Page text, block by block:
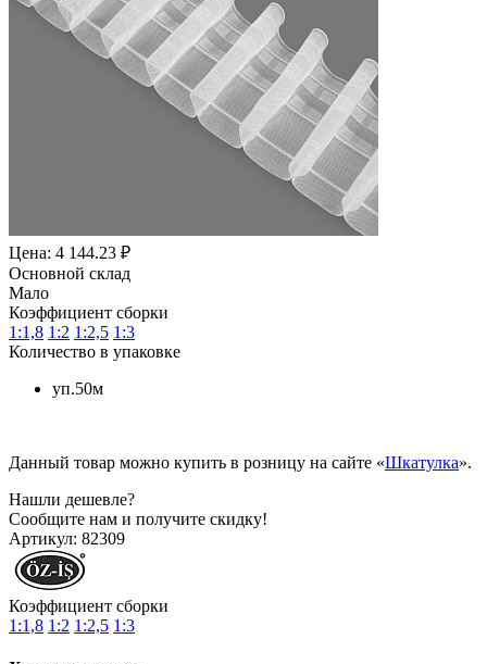
Цена: 4 144.23 ₽
Основной склад
Мало
Коэффициент сборки
1:1,8 1:2 1:2,5 1:3
Количество в упаковке
уп.50м
Данный товар можно купить в розницу на сайте «Шкатулка».
Нашли дешевле?
Сообщите нам и получите скидку!
Артикул: 82309
Коэффициент сборки
1:1,8 1:2 1:2,5 1:3